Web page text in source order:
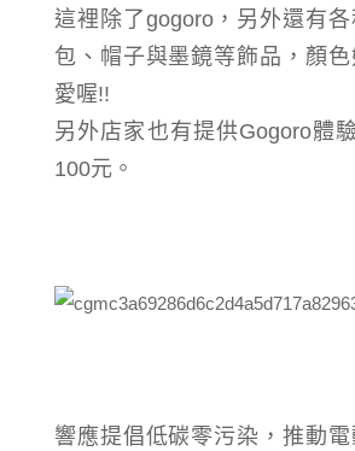
這裡除了gogoro，另外還有
包、帽子與墨鏡等飾品，顏色
愛喔!!
另外店家也有提供Gogoro體
100元。
響應提倡低碳零污染， 推動